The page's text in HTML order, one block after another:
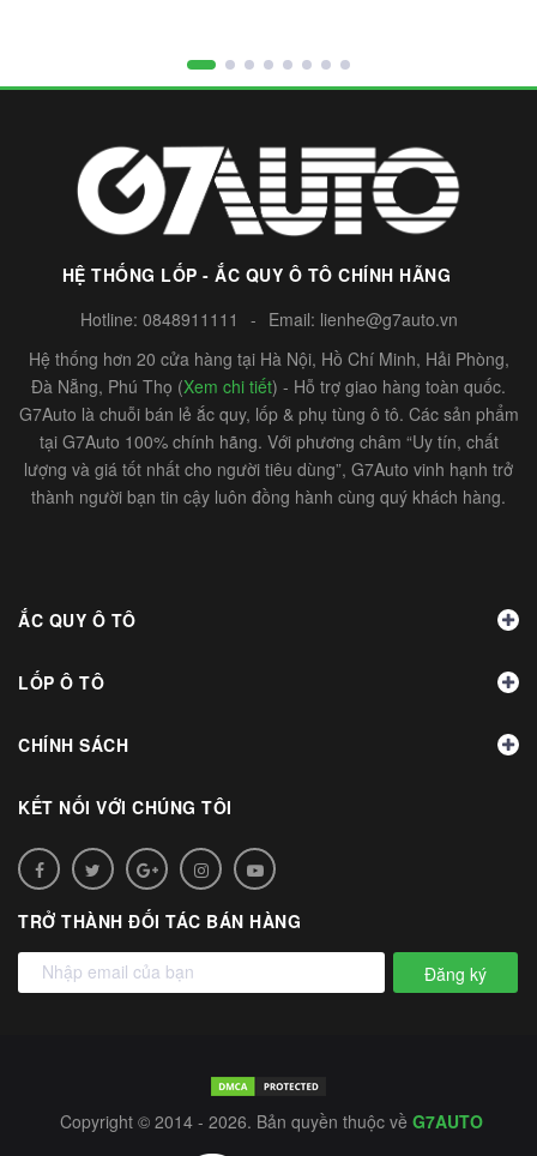
HỆ THỐNG LỐP - ẮC QUY Ô TÔ CHÍNH HÃNG
Hotline: 0848911111 - Email: lienhe@g7auto.vn
Hệ thống hơn 20 cửa hàng tại Hà Nội, Hồ Chí Minh, Hải Phòng,
Đà Nẵng, Phú Thọ (Xem chi tiết) - Hỗ trợ giao hàng toàn quốc.
G7Auto là chuỗi bán lẻ ắc quy, lốp & phụ tùng ô tô. Các sản phẩm
tại G7Auto 100% chính hãng. Với phương châm “Uy tín, chất
lượng và giá tốt nhất cho người tiêu dùng”, G7Auto vinh hạnh trở
thành người bạn tin cậy luôn đồng hành cùng quý khách hàng.
ẮC QUY Ô TÔ
LỐP Ô TÔ
CHÍNH SÁCH
KẾT NỐI VỚI CHÚNG TÔI
TRỞ THÀNH ĐỐI TÁC BÁN HÀNG
Đăng ký
Copyright © 2014 - 2026. Bản quyền thuộc về G7AUTO